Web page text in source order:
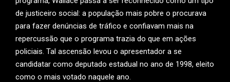
de justiceiro social: a população mais pobre o procurava
para fazer denúncias de tráfico e confiavam mais na
repercussão que o programa trazia do que em ações
policiais. Tal ascensão levou o apresentador a se
candidatar como deputado estadual no ano de 1998, eleito
como o mais votado naquele ano.